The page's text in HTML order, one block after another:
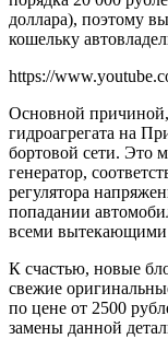
доллара), поэтому
кошельку
https://
Основной
гидроагрегата на
бортовой сети. Это
генератор,
регулятора
попадании
всеми вытекающими
К счастью, новые
свежие
по цене от 2500
замены данной